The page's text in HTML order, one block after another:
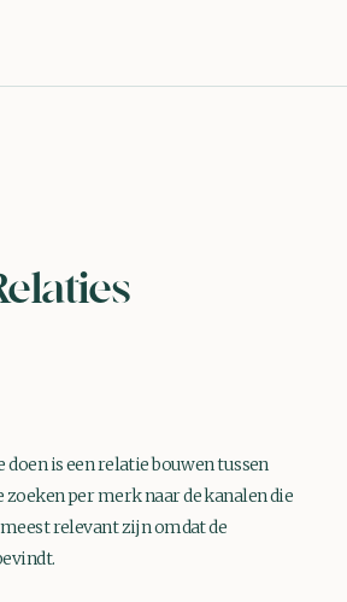
doen is een relatie bouwen tussen
zoeken per merk naar de kanalen die
relevant zijn omdat de